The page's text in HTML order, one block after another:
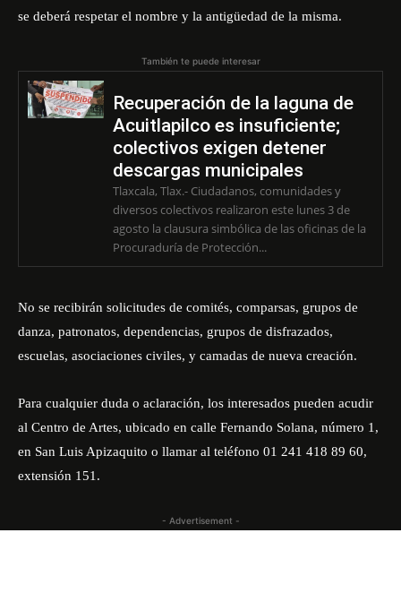
se deberá respetar el nombre y la antigüedad de la misma.
También te puede interesar
Recuperación de la laguna de
Acuitlapilco es insuficiente;
colectivos exigen detener
descargas municipales
Tlaxcala, Tlax.- Ciudadanos, comunidades y
diversos colectivos realizaron este lunes 3 de
agosto la clausura simbólica de las oficinas de la
Procuraduría de Protección...
No se recibirán solicitudes de comités, comparsas, grupos de
danza, patronatos, dependencias, grupos de disfrazados,
escuelas, asociaciones civiles, y camadas de nueva creación.
Para cualquier duda o aclaración, los interesados pueden acudir
al Centro de Artes, ubicado en calle Fernando Solana, número 1,
en San Luis Apizaquito o llamar al teléfono 01 241 418 89 60,
extensión 151.
- Advertisement -